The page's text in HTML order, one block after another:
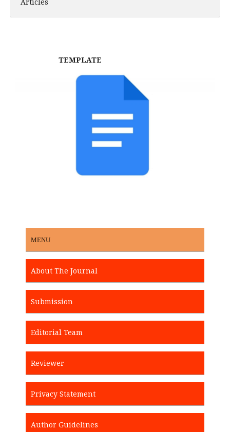
TEMPLATE
MENU
About The Journal
Submission
Editorial Team
Reviewer
Privacy Statement
Author Guidelines